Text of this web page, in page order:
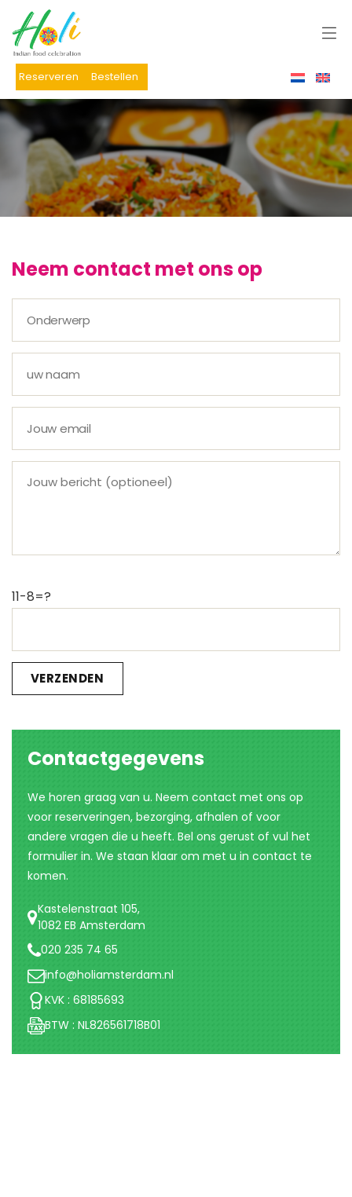
Reserveren Bestellen
Neem contact met ons op
11-8=?
Contactgegevens
We horen graag van u. Neem contact met ons op
voor reserveringen, bezorging, afhalen of voor
andere vragen die u heeft. Bel ons gerust of vul het
formulier in. We staan klaar om met u in contact te
komen.
Kastelenstraat 105,
1082 EB Amsterdam
020 235 74 65
info@holiamsterdam.nl
KVK : 68185693
BTW : NL826561718B01